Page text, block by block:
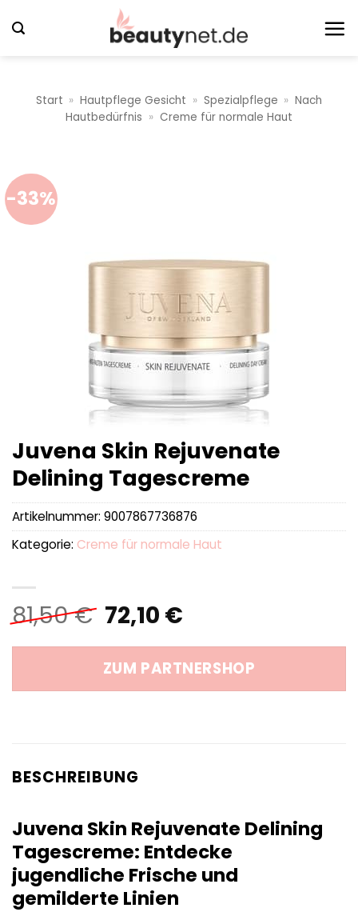
Inhalt
Start » Hautpflege Gesicht » Spezialpflege » Nach
Hautbedürfnis » Creme für normale Haut
-33%
Juvena Skin Rejuvenate
Delining Tagescreme
81,50€ Ursprünglicher
Preis
war:
81,50 €
72,10 €Aktueller
ist:
72,10 €.
ZUM PARTNERSHOP
Artikelnummer: 9007867736876
Kategorie: Creme für normale Haut
BESCHREIBUNG
Juvena Skin Rejuvenate Delining
Tagescreme: Entdecke
jugendliche Frische und
gemilderte Linien